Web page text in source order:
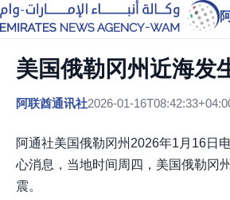
美国俄勒冈州近海发
阿联酋通讯社2026-01-
阿通社美国俄勒冈州2026年1月16日
心消息，当地时间周四，美国俄勒冈
震。